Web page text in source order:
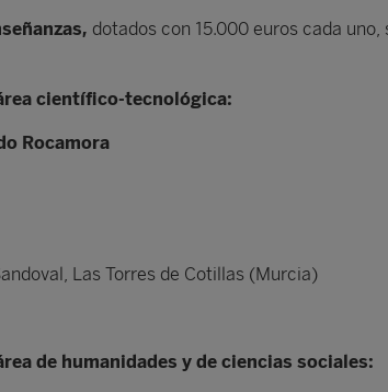
dotados con 15.000 euros cada uno,
científico-tecnológica:
Rocamora
Las Torres de Cotillas (Murcia)
de humanidades y de ciencias sociales: